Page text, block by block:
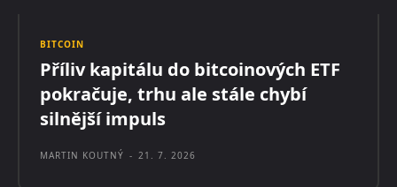
BITCOIN
Příliv kapitálu do bitcoinových ETF
pokračuje, trhu ale stále chybí
silnější impuls
MARTIN KOUTNÝ - 21. 7. 2026